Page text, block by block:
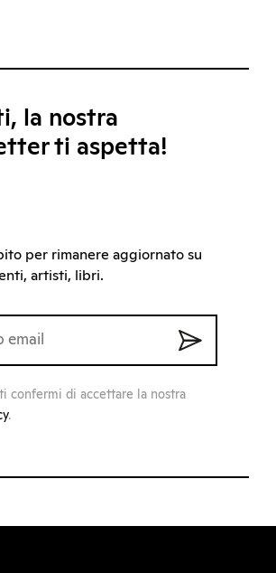
la nostra
ti aspetta!
per rimanere aggiornato su
artisti, libri.
confermi di accettare la nostra
.